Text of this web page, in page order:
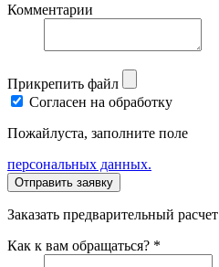
Комментарии
Прикрепить файл
Согласен на обработку
Пожайлуста, заполните поле
персональных данных.
Заказать предварительный расчет
Как к вам обращаться? *